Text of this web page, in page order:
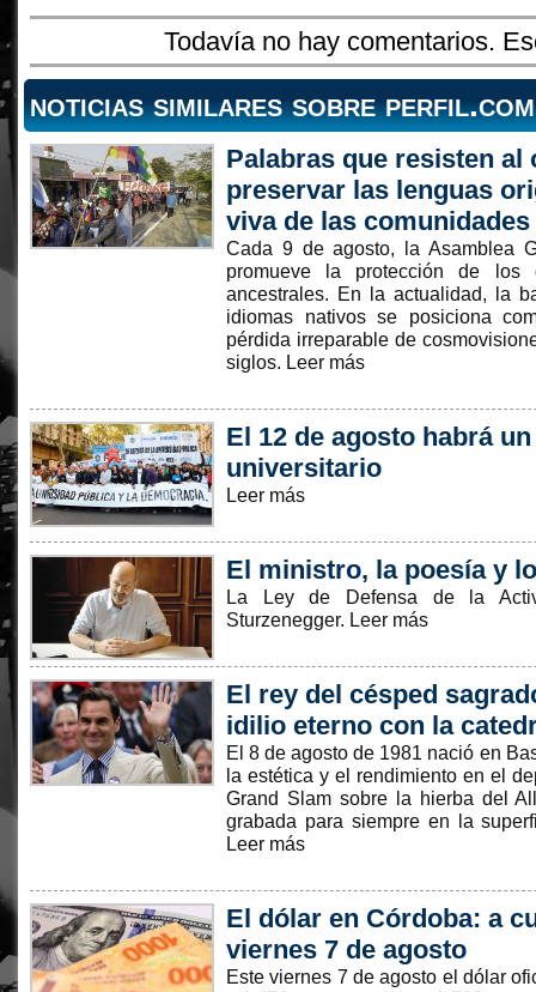
Todavía no hay comentarios.
noticias similares sobre perfil.com
Palabras que resisten
preservar las lenguas
viva de las comunidades
Cada 9 de agosto, la Asamblea
promueve la protección de los
ancestrales. En la actualidad, la
idiomas nativos se posiciona
pérdida irreparable de
siglos. Leer más
El 12 de agosto habrá
universitario
Leer más
El ministro, la poesía y
La Ley de Defensa de la
Sturzenegger. Leer más
El rey del césped
idilio eterno con la
El 8 de agosto de 1981 nació en
la estética y el rendimiento en el
Grand Slam sobre la hierba del
grabada para siempre en la
Leer más
El dólar en Córdoba: a
viernes 7 de agosto
Este viernes 7 de agosto el dólar